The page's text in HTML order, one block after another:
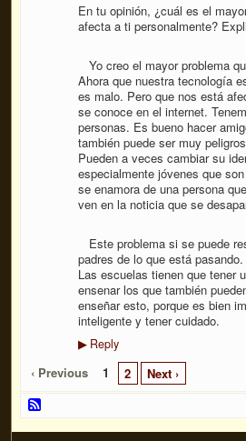
En tu opinión, ¿cuál es el
afecta a ti personalmente?
Yo creo el mayor problema
Ahora que nuestra tecnología
es malo. Pero que nos está
se conoce en el internet.
personas. Es bueno hacer
también puede ser muy
Pueden a veces cambiar su
especialmente jóvenes que
se enamora de una persona
ven en la noticia que se
Este problema si se puede
padres de lo que está
Las escuelas tienen que tener
ensenar los que también
enseñar esto, porque es bien
inteligente y tener cuidado.
▶Reply
‹ Previous 1 2 Next ›